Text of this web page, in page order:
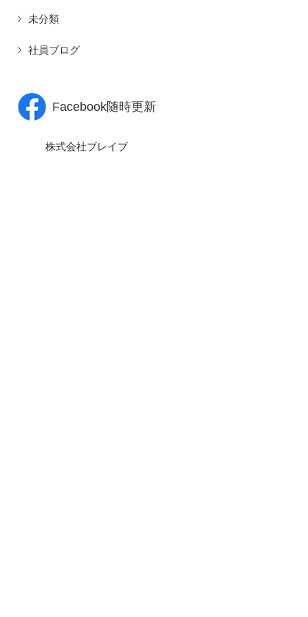
未分類
社員ブログ
Facebook随時更新
株式会社ブレイブ